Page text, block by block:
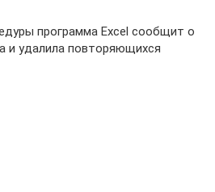
программа Excel сообщит о
и удалила повторяющихся